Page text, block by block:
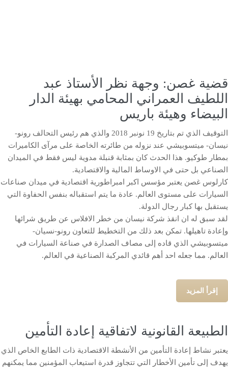
قضية غصن: وجهة نظر الأستاذ عبد
اللطيف العمراني المحامي بهيئة الدار
البيضاء وهيئة باريس
التوقيف الذي تم بتاريخ 19 نونبر 2018 والذي هم رئيس التحالف رونو-
نيسان- ميتسوبيشي عند نزوله من طائرته الخاصة على مرآى الكاميرات
بمطار طوكيو. هذا الحدث كان بمثابة قنبلة مدوية ليس فقط في الميدان
الصناعي بل حتى في الاوساط المالية والاقتصادية.
كارلوس غصن يعتبر مؤسس اكبر امبراطورية اقتصادية في ميدان صناعات
السيارات على مستوى العالم. عادة ما يتم استقباله بنفس الحفاوة التي
يستقبل بها كبار رجال الدولة.
لقد سبق له ان انقذ شركة نيسان من خطر الافلاس عن طريق شرائها
وإعادة تاهيلها. تمكن بعد ذلك من التخطيط للتعاون رونو-نسيان-
ميتسوبيشي الذي قاده إلى مصاف الصدارة في صناعة السيارات في
العالم. مما جعله احد أهم قائدي المركبة الصناعية في العالم.
إقرأ المزيد
الطبيعة القانونية لاتفاقية إعادة التأمين
يعتبر نشاط إعادة التأمين من الأنشطة الاقتصادية ذات الطابع الخاص الذي
يهدف إلى تأمين الأخطار التي تتجاوز قدرة استيعاب المؤمنين مما يمكنهم